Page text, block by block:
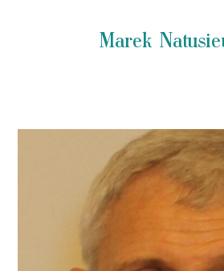
Marek